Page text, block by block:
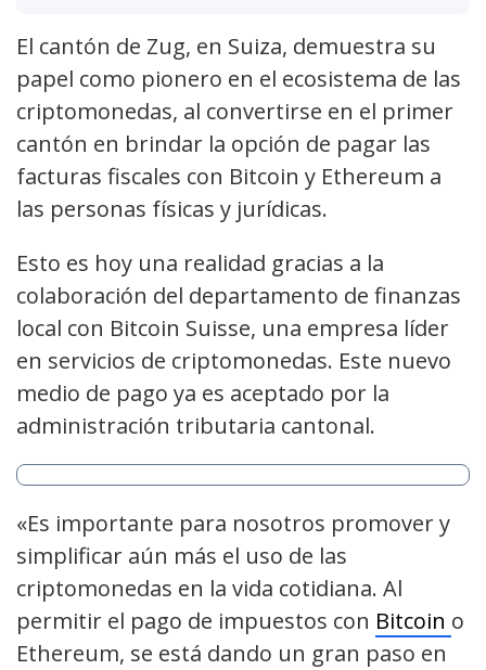
El cantón de Zug, en Suiza, demuestra su
papel como pionero en el ecosistema de las
criptomonedas, al convertirse en el primer
cantón en brindar la opción de pagar las
facturas fiscales con Bitcoin y Ethereum a
las personas físicas y jurídicas.
Esto es hoy una realidad gracias a la
colaboración del departamento de finanzas
local con Bitcoin Suisse, una empresa líder
en servicios de criptomonedas. Este nuevo
medio de pago ya es aceptado por la
administración tributaria cantonal.
«Es importante para nosotros promover y
simplificar aún más el uso de las
criptomonedas en la vida cotidiana. Al
permitir el pago de impuestos con Bitcoin o
Ethereum, se está dando un gran paso en